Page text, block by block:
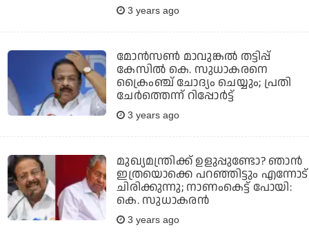
3 years ago
മോന്‍സണ്‍ മാവുങ്കല്‍ തട്ടിപ്പ്
കേസില്‍ കെ. സുധാകരനെ
ക്രൈംഞ്ച് ചോദ്യം ചെയ്യും; പ്രതി
ചേര്‍ത്തെന്ന് റിപ്പോര്‍ട്ട്
3 years ago
മുഖ്യമന്ത്രിക്ക് ഉളുപ്പുണ്ടോ? ഞാന്‍
ഇത്രയൊക്കെ പറഞ്ഞിട്ടും എന്നോട്
ചിരിക്കുന്നു; നാണംകെട്ട് പോയി:
കെ. സുധാകരന്‍
3 years ago